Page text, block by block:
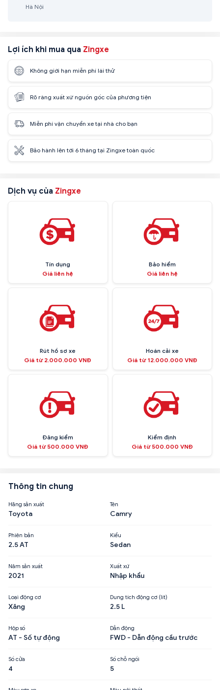
Hà Nội
Lợi ích khi mua qua Zingxe
Không giới hạn miễn phí lái thử
Rõ ràng xuất xứ nguồn gốc của phương tiện
Miễn phí vận chuyển xe tại nhà cho bạn
Bảo hành lên tới 6 tháng tại Zingxe toàn quốc
Dịch vụ của Zingxe
Tín dụng
Giá liên hệ
Bảo hiểm
Giá liên hệ
Rút hồ sơ xe
Giá từ 2.000.000 VNĐ
Hoán cải xe
Giá từ 12.000.000 VNĐ
Đăng kiểm
Giá từ 500.000 VNĐ
Kiểm định
Giá từ 500.000 VNĐ
Thông tin chung
Hãng sản xuất
Toyota
Tên
Camry
Phiên bản
2.5 AT
Kiểu
Sedan
Năm sản xuất
2021
Xuất xứ
Nhập khẩu
Loại động cơ
Xăng
Dung tích động cơ (lít)
2.5 L
Hộp số
AT - Số tự động
Dẫn động
FWD - Dẫn động cầu trước
Số cửa
4
Số chỗ ngồi
5